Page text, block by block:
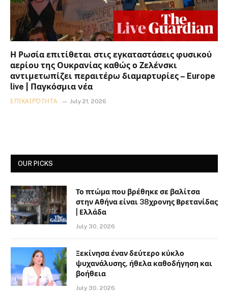
Η Ρωσία επιτίθεται στις εγκαταστάσεις φυσικού
αερίου της Ουκρανίας καθώς ο Ζελένσκι
αντιμετωπίζει περαιτέρω διαμαρτυρίες – Europe
live | Παγκόσμια νέα
ΕΠΙΚΑΙΡΌΤΗΤΑ July 21, 2026
OUR PICKS
Το πτώμα που βρέθηκε σε βαλίτσα
στην Αθήνα είναι 38χρονης Βρετανίδας
| Ελλάδα
July 30, 2026
Ξεκίνησα έναν δεύτερο κύκλο
ψυχανάλυσης, ήθελα καθοδήγηση και
βοήθεια
July 30, 2026